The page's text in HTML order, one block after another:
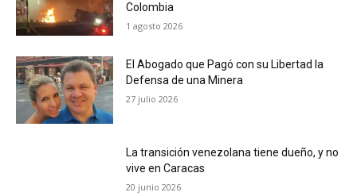
Colombia
1 agosto 2026
El Abogado que Pagó con su Libertad la
Defensa de una Minera
27 julio 2026
La transición venezolana tiene dueño, y no
vive en Caracas
20 junio 2026